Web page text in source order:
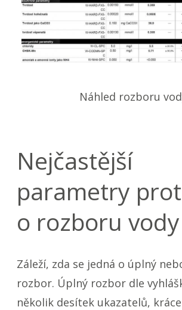
Náhled rozboru
Nejčastější
parametry
o rozboru vody
Záleží, zda se jedná o úplný
rozbor. Úplný rozbor dle
několik desítek ukazatelů,